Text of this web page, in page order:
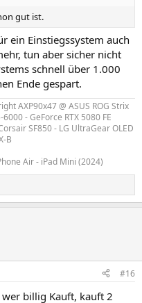
gut ist.
ein Einstiegssystem auch
tun aber sicher nicht
schnell über 1.000
Ende gespart.
AXP90x47@ ASUS ROG Strix
- GeForce RTX 5080 FE
SF850 - LG UltraGear OLED
B
Air - iPad Mini (2024)
#16
billig Kauft, kauft 2